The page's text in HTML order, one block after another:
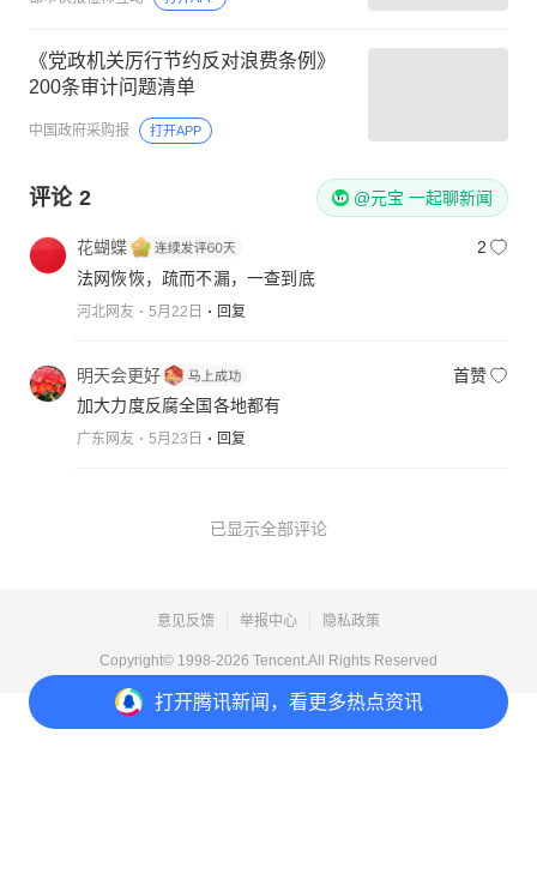
打开腾讯新闻，看更多热点资讯
《党政机关厉行节约反对浪费条例》
200条审计问题清单
中国政府采购报 打开APP
评论 2 @元宝 一起聊新闻
花蝴蝶
2
法网恢恢，疏而不漏，一查到底
河北网友 5月22日 回复
明天会更好
首赞
加大力度反腐全国各地都有
广东网友 5月23日 回复
已显示全部评论
意见反馈 举报中心 隐私政策
Copyright© 1998-2026 Tencent.All Rights Reserved